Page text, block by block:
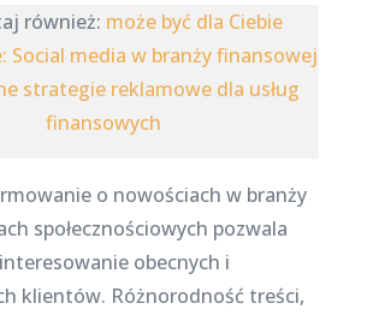
również: może być dla Ciebie
Social media w branży finansowej
strategie reklamowe dla usług
finansowych
o nowościach w branży
społecznościowych pozwala
obecnych i
klientów. Różnorodność treści,